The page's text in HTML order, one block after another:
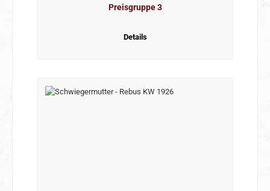
Preisgruppe 3
Details